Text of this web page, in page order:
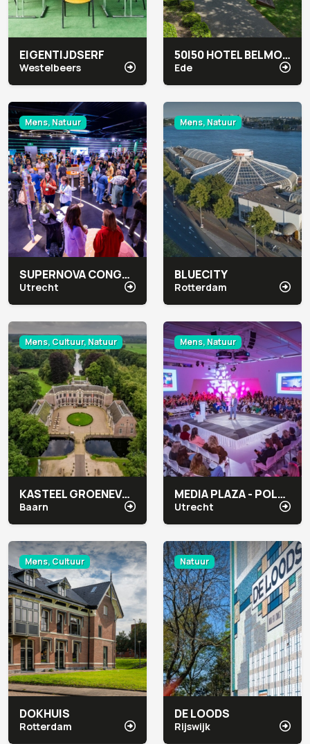
EIGENTIJDSERF
Westelbeers
50|50 HOTEL BELMONT
Ede
Mens, Natuur
SUPERNOVA CONGRESCENTRUM
Utrecht
Mens, Natuur
BLUECITY
Rotterdam
Mens, Cultuur, Natuur
KASTEEL GROENEVELD
Baarn
Mens, Natuur
MEDIA PLAZA - POLARGEBIED CONGRESCENTRUM
Utrecht
Mens, Cultuur
DOKHUIS
Rotterdam
Natuur
DE LOODS
Rijswijk